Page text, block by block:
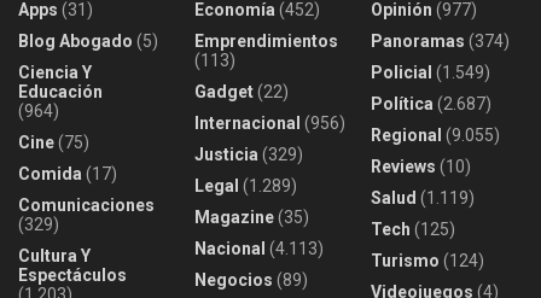
Apps (31)
Blog Abogado (5)
Ciencia Y
Educación
(964)
Cine(75)
Comida (17)
Comunicaciones
(329)
Cultura Y
Espectáculos
Economía (452)
Emprendimientos
(113)
Gadget(22)
Internacional (956)
Justicia (329)
Legal (1.289)
Magazine(35)
Nacional (4.113)
Negocios (89)
Opinión (977)
Panoramas (374)
Policial (1.549)
Política (2.687)
Regional (9.055)
Reviews (10)
Salud (1.119)
Tech (125)
Turismo (124)
Videojuegos (4)